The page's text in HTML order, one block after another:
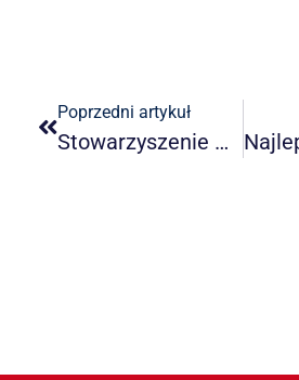
Poprzedni artykuł
Stowarzyszenie Kucharzy Polskich